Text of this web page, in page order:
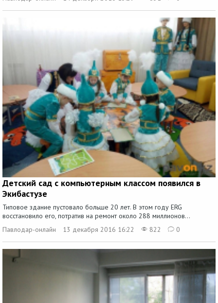
Детский сад с компьютерным классом появился в
Экибастузе
Типовое здание пустовало больше 20 лет. В этом году ERG
восстановило его, потратив на ремонт около 288 миллионов...
Павлодар-онлайн
13 декабря 2016 16:22 822 0